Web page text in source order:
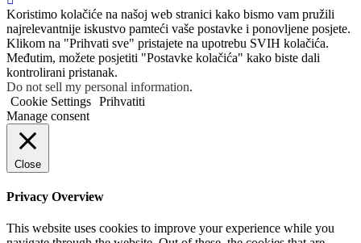
Koristimo kolačiće na našoj web stranici kako bismo vam pružili
najrelevantnije iskustvo pamteći vaše postavke i ponovljene posjete.
Klikom na "Prihvati sve" pristajete na upotrebu SVIH kolačića.
Međutim, možete posjetiti "Postavke kolačića" kako biste dali
kontrolirani pristanak.
Do not sell my personal information.
Cookie Settings Prihvatiti
Manage consent
Close
Privacy Overview
This website uses cookies to improve your experience while you